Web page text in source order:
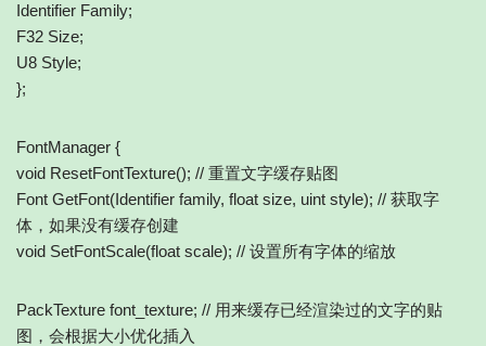
Identifier Family;
F32 Size;
U8 Style;
};
FontManager {
void ResetFontTexture(); // 重置文字缓存贴图
Font GetFont(Identifier family, float size, uint style); // 获取字
体，如果没有缓存创建
void SetFontScale(float scale); // 设置所有字体的缩放
PackTexture font_texture; // 用来缓存已经渲染过的文字的贴
图，会根据大小优化插入